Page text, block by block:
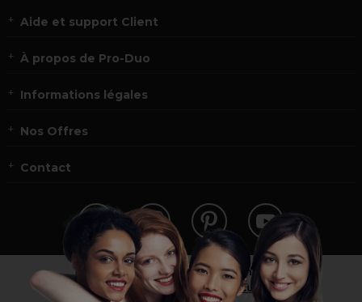
Aide et support Client
À propos de Pro-Duo
Informations légales
Nos Offres
Contact
Vous n’êtes pas un professionnel ?
Visitez notre site pour les particuliers!